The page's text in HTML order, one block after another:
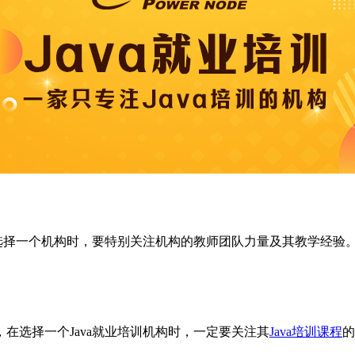
一个机构时，要特别关注机构的教师团队力量及其教学经
选择一个Java就业培训机构时，一定要关注其Java培训课程